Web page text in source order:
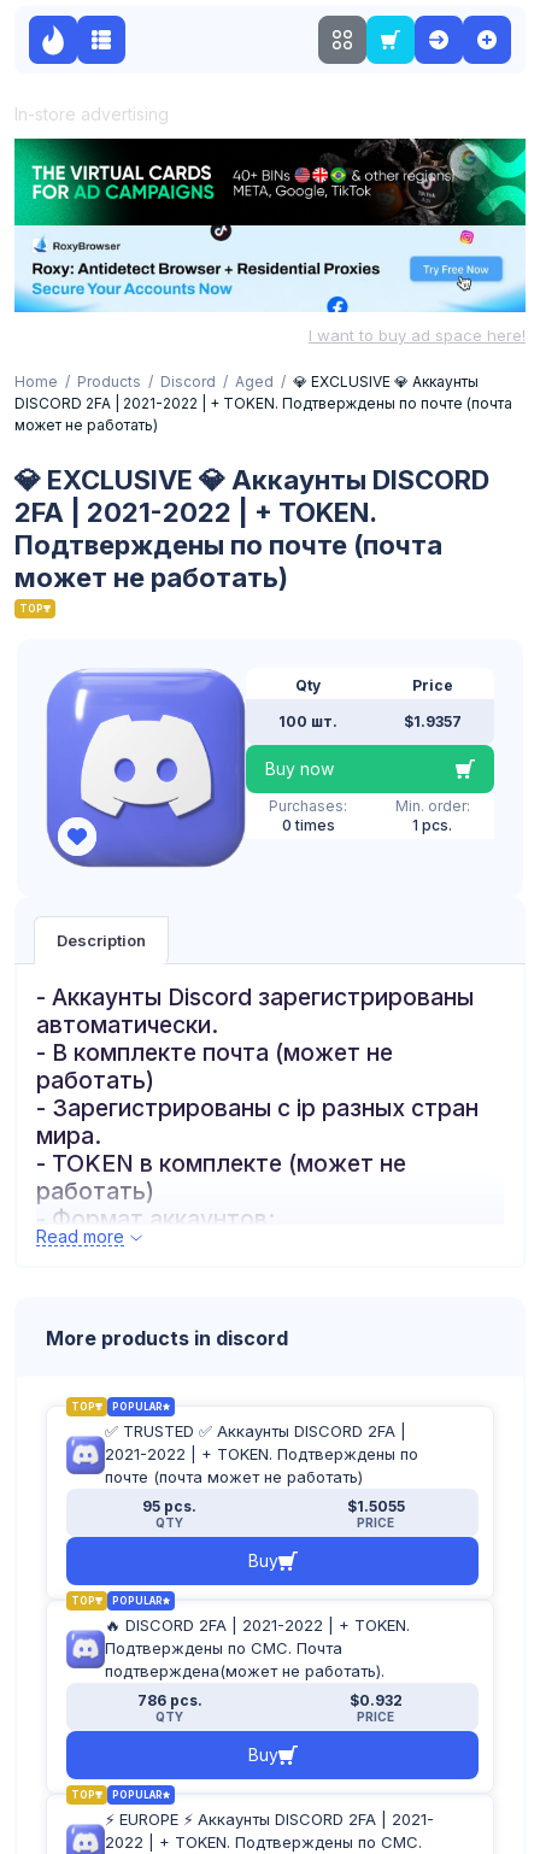
In-store advertising
I want to buy ad space here!
Home Products Discord Aged
💎 EXCLUSIVE 💎 Аккаунты
DISCORD 2FA | 2021-2022 | + TOKEN. Подтверждены по почте (почта
может не работать)
💎 EXCLUSIVE 💎 Аккаунты DISCORD
2FA | 2021-2022 | + TOKEN.
Подтверждены по почте (почта
может не работать)
TOP
Qty
100 шт.
Price
$1.9357
Buy now
Purchases:
0 times
Min. order:
1 pcs.
Description
- Аккаунты Discord зарегистрированы
автоматически.
- В комплекте почта (может не
работать)
- Зарегистрированы с ip разных стран
мира.
- TOKEN в комплекте (может не
работать)
- Формат аккаунтов:
логин:пароль:почта:пароль:token:2fa
Read more
More products in discord
TOP POPULAR
✅ TRUSTED ✅ Аккаунты DISCORD 2FA |
2021-2022 | + TOKEN. Подтверждены по
почте (почта может не работать)
95 pcs.
QTY
$1.5055
PRICE
Buy
TOP POPULAR
🔥 DISCORD 2FA | 2021-2022 | + TOKEN.
Подтверждены по СМС. Почта
подтверждена(может не работать).
786 pcs.
QTY
$0.932
PRICE
Buy
TOP POPULAR
⚡️ EUROPE ⚡️ Аккаунты DISCORD 2FA | 2021-
2022 | + TOKEN. Подтверждены по СМС.